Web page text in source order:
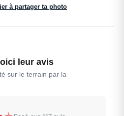
à partager ta photo
leur avis
sur le terrain par la